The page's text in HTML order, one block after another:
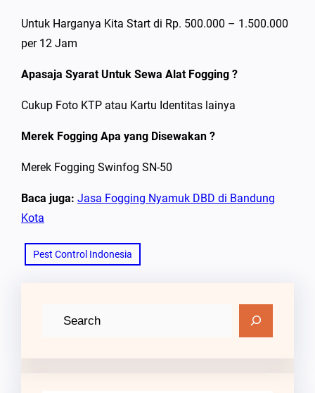
Untuk Harganya Kita Start di Rp. 500.000 – 1.500.000
per 12 Jam
Apasaja Syarat Untuk Sewa Alat Fogging ?
Cukup Foto KTP atau Kartu Identitas lainya
Merek Fogging Apa yang Disewakan ?
Merek Fogging Swinfog SN-50
Baca juga: Jasa Fogging Nyamuk DBD di Bandung
Kota
Pest Control Indonesia